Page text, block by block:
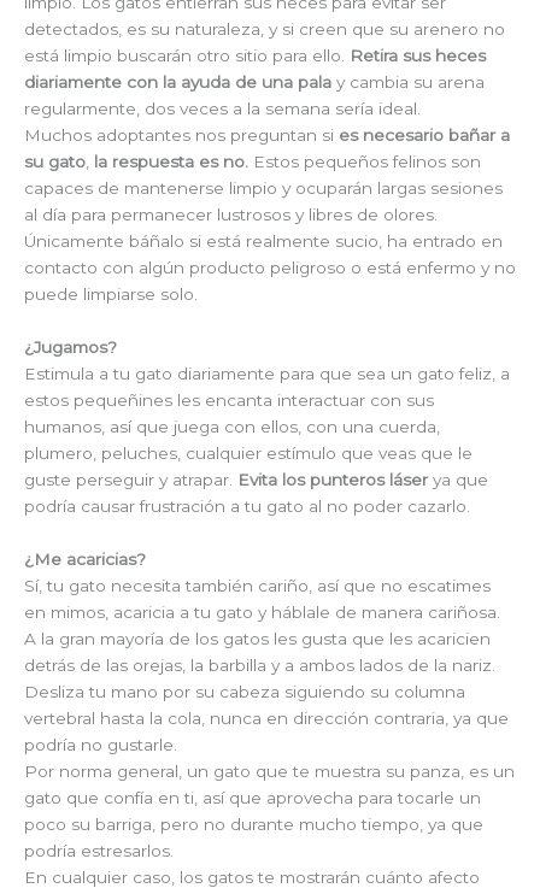
detectados, es su naturaleza, y si creen que su arenero no
está limpio buscarán otro sitio para ello.
Retira sus heces
diariamente con la ayuda de una pala y cambia su arena
regularmente, dos veces a la semana sería ideal.
Muchos adoptantes nos preguntan si es necesario bañar a
su gato la respuesta es no. Estos pequeños felinos son
capaces de mantenerse limpio y ocuparán largas sesiones
al día para permanecer lustrosos y libres de olores.
Únicamente báñalo si está realmente sucio, ha entrado en
contacto con algún producto peligroso o está enfermo y no
puede limpiarse solo.
¿Jugamos?
Estimula a tu gato diariamente para que sea un gato feliz, a
estos pequeñines les encanta interactuar con sus
humanos, así que juega con ellos, con una cuerda,
plumero, peluches, cualquier estímulo que veas que le
guste perseguir y atrapar. Evita los punteros láserya que
podría causar frustración a tu gato al no poder cazarlo.
¿Me acaricias?
Sí, tu gato necesita también cariño, así que no escatimes
en mimos, acaricia a tu gato y háblale de manera cariñosa.
A la gran mayoría de los gatos les gusta que les acaricien
detrás de las orejas, la barbilla y a ambos lados de la nariz.
Desliza tu mano por su cabeza siguiendo su columna
vertebral hasta la cola, nunca en dirección contraria, ya que
podría no gustarle.
Por norma general, un gato que te muestra su panza, es un
gato que confía en ti, así que aprovecha para tocarle un
poco su barriga, pero no durante mucho tiempo, ya que
podría estresarlos.
En cualquier caso, los gatos te mostrarán cuánto afecto